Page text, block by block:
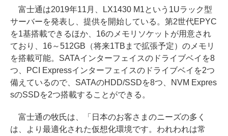
富士通は2019年11月、LX1430 M1という1Uラック型
サーバーを発表し、提供を開始している。第2世代EPYC
を1基搭載できるほか、16のメモリソケットが用意され
ており、16～512GB（将来1TBまで拡張予定）のメモリ
を搭載可能。SATAインターフェイスのドライブベイを8
つ、PCI Expressインターフェイスのドライブベイを2つ
備えているので、SATAのHDD/SSDを8つ、NVM Expres
sのSSDを2つ搭載することができる。
富士通の牧氏は、「日本のお客さまのニーズの多く
は、より最適化された仮想化環境です。われわれは常